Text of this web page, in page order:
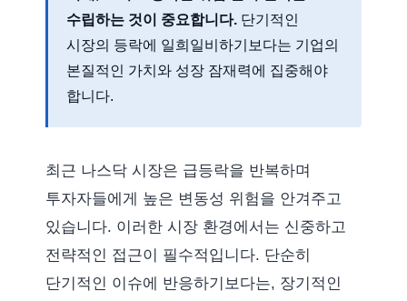
수립하는 것이 중요합니다. 단기적인
시장의 등락에 일희일비하기보다는 기업의
본질적인 가치와 성장 잠재력에 집중해야
합니다.
최근 나스닥 시장은 급등락을 반복하며
투자자들에게 높은 변동성 위험을 안겨주고
있습니다. 이러한 시장 환경에서는 신중하고
전략적인 접근이 필수적입니다. 단순히
단기적인 이슈에 반응하기보다는, 장기적인